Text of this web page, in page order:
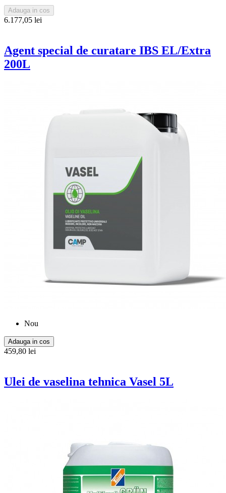
Adauga in cos
6.177,05 lei
Agent special de curatare IBS EL/Extra
200L
Nou
Adauga in cos
459,80 lei
Ulei de vaselina tehnica Vasel 5L